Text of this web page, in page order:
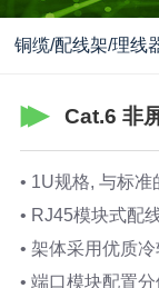
铜缆/配线架/理线
Cat.6 非
• 1U规格, 与标
• RJ45模块式配
• 架体采用优质
• 端口模块配置